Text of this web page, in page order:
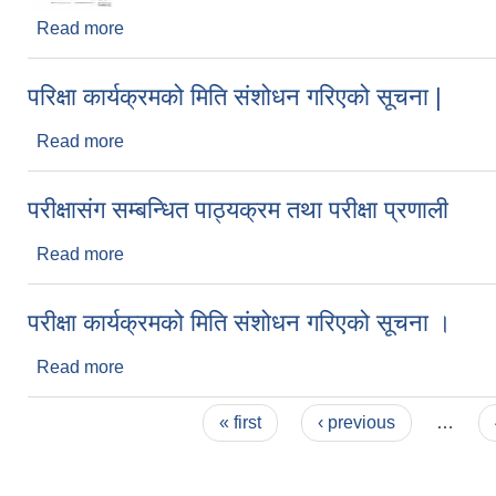
Read more
परिक्षा कार्यक्रमको मिति संशोधन गरिएको सूचना |
Read more
परीक्षासंग सम्बन्धित पाठ्यक्रम तथा परीक्षा प्रणाली
Read more
परीक्षा कार्यक्रमको मिति संशोधन गरिएको सूचना ।
Read more
« first ‹ previous …